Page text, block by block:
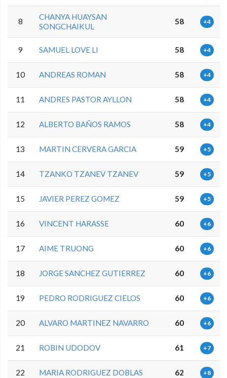
8
CHANYA HUAYSAN
SONGCHAIKUL
58 +4
9 SAMUEL LOVE LI 58 +4
10 ANDREAS ROMAN 58 +4
11 ANDRES PASTOR AYLLON 58 +4
12 ALBERTO BAÑOS RAMOS 58 +4
13 MARTIN CERVERA GARCIA 59 +5
14 TZANKO TZANEV TZANEV 59 +5
15 JAVIER PEREZ GOMEZ 59 +5
16 VINCENT HARASSE 60 +6
17 AIME TRUONG 60 +6
18 JORGE SANCHEZ GUTIERREZ 60 +6
19 PEDRO RODRIGUEZ CIELOS 60 +6
20 ALVARO MARTINEZ NAVARRO 60 +6
21 ROBIN UDODOV 61 +7
22 MARIA RODRIGUEZ DOBLAS 62 +8